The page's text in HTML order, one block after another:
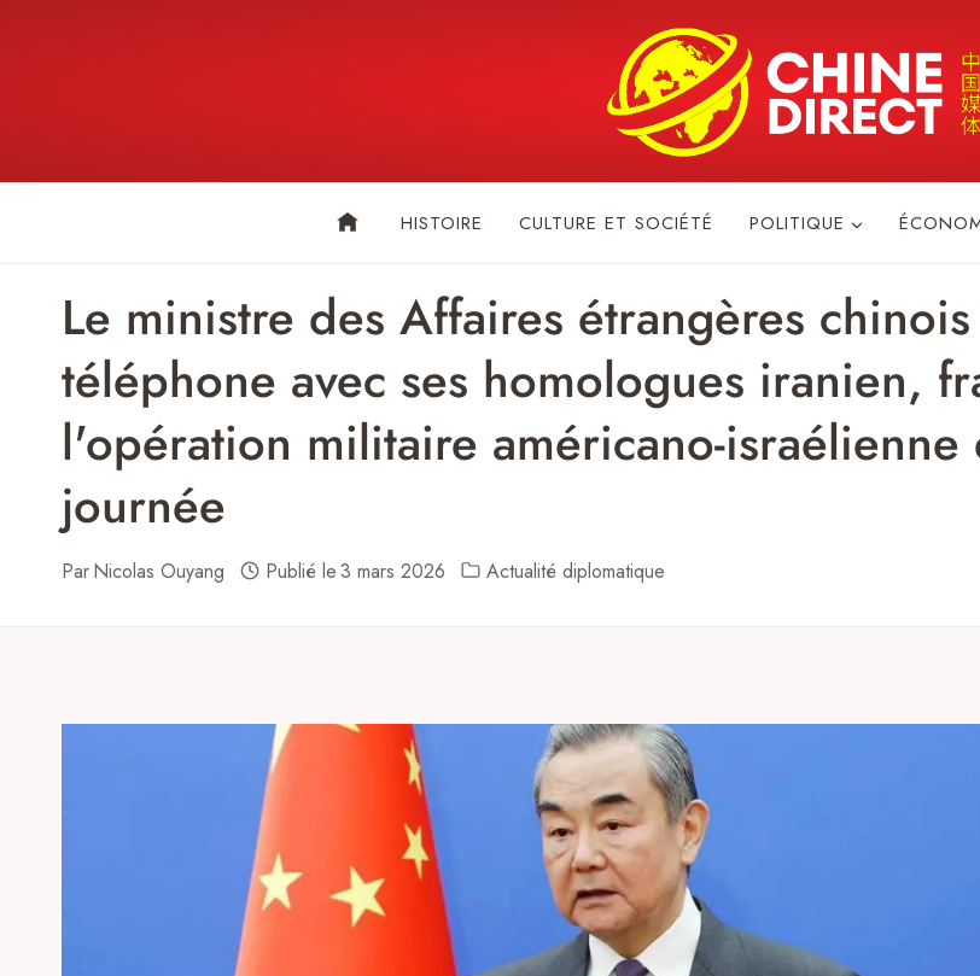
HISTOIRE CULTURE ET SOCIÉTÉ POLITIQUE
Le ministre des Affaires étrangères
téléphone avec ses homologues iranien,
l'opération militaire américano-israélienne
journée
ParNicolas Ouyang Publié le3 mars 2026 Actualité diplomatique